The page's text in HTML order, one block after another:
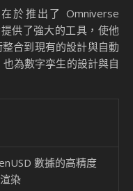
於推出了 Omniverse
供了強大的工具，使他
合到現有的設計與自動
為數字孪生的設計與自
數據的高精度
染